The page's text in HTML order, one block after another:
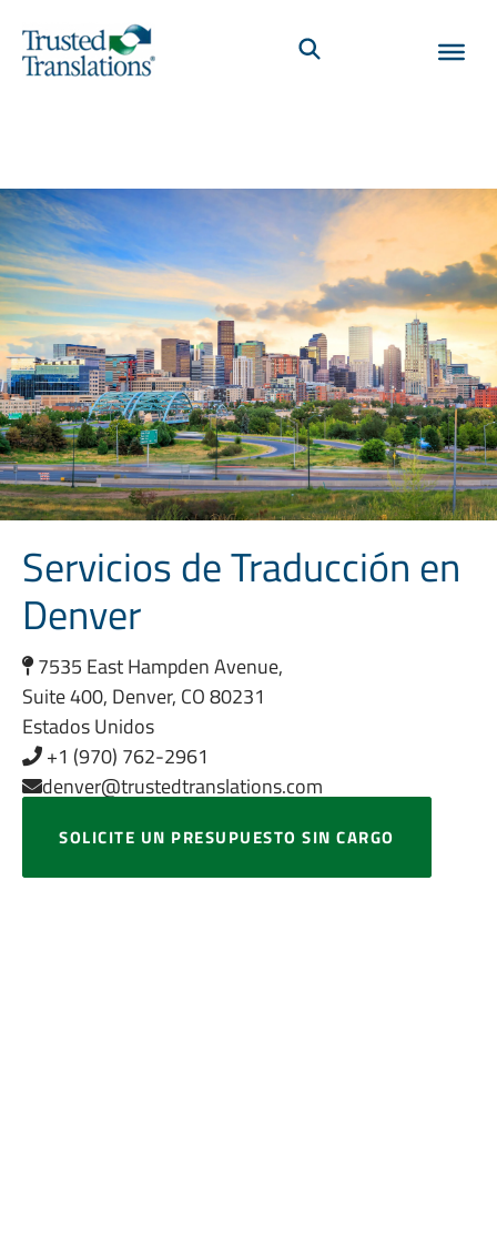
Servicios de Traducción en
Denver
7535 East Hampden Avenue,
Suite 400, Denver, CO 80231
Estados Unidos
+1 (970) 762-2961
denver@trustedtranslations.com
SOLICITE UN PRESUPUESTO SIN CARGO